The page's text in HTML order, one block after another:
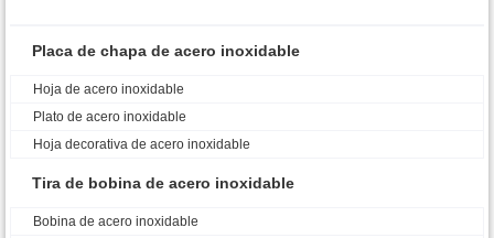
Placa de chapa de acero inoxidable
Hoja de acero inoxidable
Plato de acero inoxidable
Hoja decorativa de acero inoxidable
Tira de bobina de acero inoxidable
Bobina de acero inoxidable